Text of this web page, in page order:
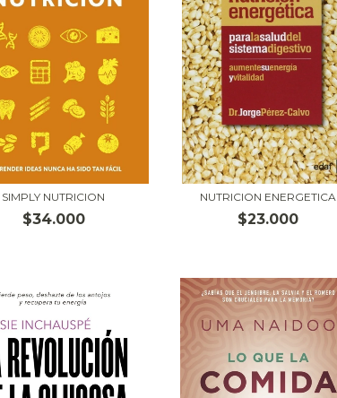
SIMPLY NUTRICION
$34.000
NUTRICION ENERGETICA
$23.000